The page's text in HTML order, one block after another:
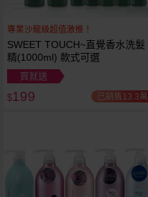
專業沙龍級超值激推！
SWEET TOUCH~直覺香水洗髮
精(1000ml) 款式可選
買就送
$199 已銷售13.3萬